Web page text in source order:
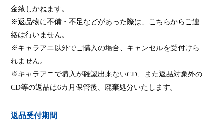
金致しかねます。
※返品物に不備・不足などがあった際は、こちらからご連
絡は行いません。
※キャラアニ以外でご購入の場合、キャンセルを受付けら
れません。
※キャラアニで購入が確認出来ないCD 、また返品対象外の
CD等の返品は6カ月保管後、廃棄処分いたします。
返品受付期間